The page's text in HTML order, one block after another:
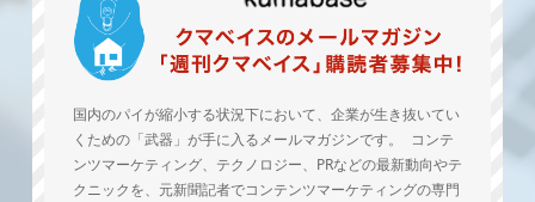
国内のパイが縮小する状況下において、企業が生き抜いてい
くための「武器」が手に入るメールマガジンです。 コンテ
ンツマーケティング、テクノロジー、PRなどの最新動向やテ
クニックを、元新聞記者でコンテンツマーケティングの専門